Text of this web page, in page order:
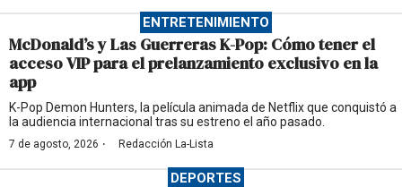
ENTRETENIMIENTO
McDonald’s y Las Guerreras K-Pop: Cómo tener el
acceso VIP para el prelanzamiento exclusivo en la
app
K-Pop Demon Hunters, la película animada de Netflix que conquistó a
la audiencia internacional tras su estreno el año pasado.
7 de agosto, 2026 · Redacción La-Lista
DEPORTES